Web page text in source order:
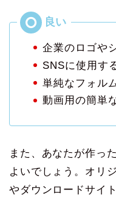
企業のロゴや
SNSに使用す
単純なフォル
動画用の簡単
また、あなたが作っ
よいでしょう。オリ
やダウンロードサイ